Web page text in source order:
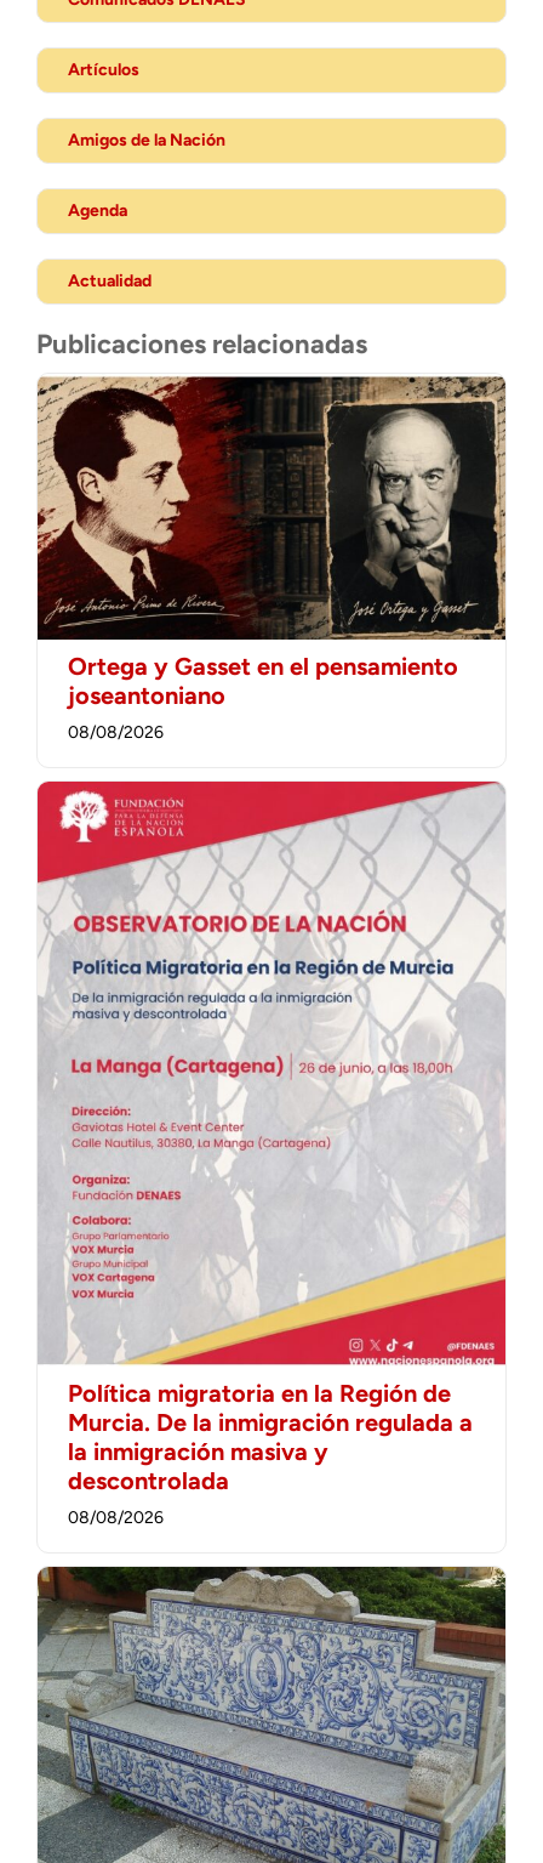
Artículos
Amigos de la Nación
Agenda
Actualidad
Publicaciones relacionadas
Ortega y Gasset en el pensamiento
joseantoniano
08/08/2026
Política migratoria en la Región de
Murcia. De la inmigración regulada a
la inmigración masiva y
descontrolada
08/08/2026